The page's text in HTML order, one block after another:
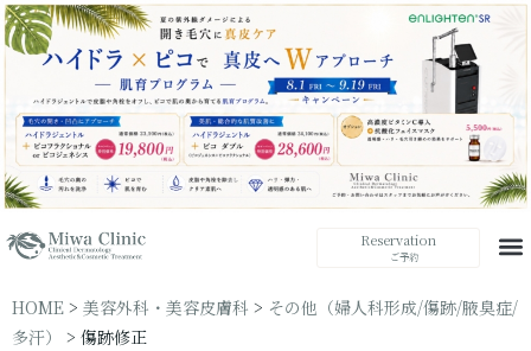
Reservation
ご予約
HOME > 美容外科・美容皮膚科 > その他（婦人科形成/傷跡/腋臭症/
多汗）
> 傷跡修正